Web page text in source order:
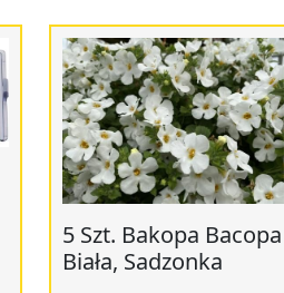
5 Szt. Bakopa Bacopa
Biała, Sadzonka